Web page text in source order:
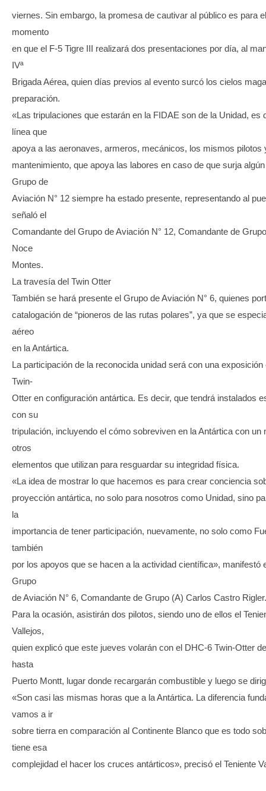
viernes. Sin embargo, la promesa de cautivar al público es para
momento
en que el F-5 Tigre III realizará dos presentaciones por día, al
IVª
Brigada Aérea, quien días previos al evento surcó los cielos
preparación.
«Las tripulaciones que estarán en la FIDAE son de la Unidad, es
línea que
apoya a las aeronaves, armeros, mecánicos, los mismos pilotos
mantenimiento, que apoya las labores en caso de que surja
Grupo de
Aviación N° 12 siempre ha estado presente, representando al
señaló el
Comandante del Grupo de Aviación N° 12, Comandante de
Noce
Montes.
La travesía del Twin Otter
También se hará presente el Grupo de Aviación N° 6, quienes
catalogación de “pioneros de las rutas polares”, ya que se
aéreo
en la Antártica.
La participación de la reconocida unidad será con una
Twin-
Otter en configuración antártica. Es decir, que tendrá instalados
con su
tripulación, incluyendo el cómo sobreviven en la Antártica con un
otros
elementos que utilizan para resguardar su integridad física.
«La idea de mostrar lo que hacemos es para crear conciencia
proyección antártica, no solo para nosotros como Unidad, sino
la
importancia de tener participación, nuevamente, no solo como
también
por los apoyos que se hacen a la actividad científica», manifestó
Grupo
de Aviación N° 6, Comandante de Grupo (A) Carlos Castro Rigler.
Para la ocasión, asistirán dos pilotos, siendo uno de ellos el
Vallejos,
quien explicó que este jueves volarán con el DHC-6 Twin-Otter
hasta
Puerto Montt, lugar donde recargarán combustible y luego se
«Son casi las mismas horas que a la Antártica. La diferencia
vamos a ir
sobre tierra en comparación al Continente Blanco que es todo
tiene esa
complejidad el hacer los cruces antárticos», precisó el Teniente